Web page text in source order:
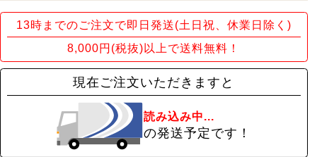
13時までのご注文で即日発送(土日祝、休業日除く)
8,000円(税抜)以上で送料無料！
現在ご注文いただきますと
読み込み中...
の発送予定です！